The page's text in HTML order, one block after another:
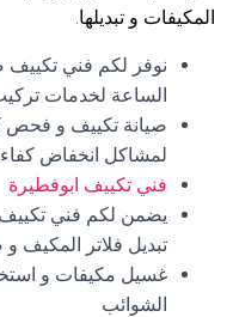
المكيفات و تبديلها.
نوفر لكم فني تكييف
الساعة لخدمات
صيانة تكييف و فحص
لمشاكل انخفاض
فني تكييف ابوفطيرة
يضمن لكم فني
تبديل فلاتر المكيف و
غسيل مكيفات و
الشوائب